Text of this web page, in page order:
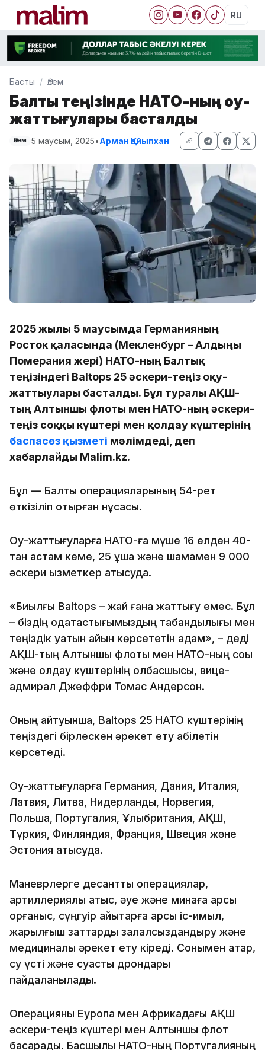
RU
Басты Әлем
Балтық теңізінде НАТО-ның оқу-
жаттығулары басталды
Әлем 5 маусым, 2025•Арман Қайыпхан
2025 жылғы 5 маусымда Германияның
Росток қаласында (Мекленбург – Алдыңғы
Померания жері) НАТО-ның Балтық
теңізіндегі Baltops 25 әскери-теңіз оқу-
жаттығулары басталды. Бұл туралы АҚШ-
тың Алтыншы флоты мен НАТО-ның әскери-
теңіз соққы күштері мен қолдау күштерінің
баспасөз қызметі мәлімдеді, деп
хабарлайды Malim.kz.
Бұл — Балтық операцияларының 54-рет
өткізіліп отырған нұсқасы.
Оқу-жаттығуларға НАТО-ға мүше 16 елден 40-
тан астам кеме, 25 ұшақ және шамамен 9 000
әскери қызметкер қатысуда.
«Биылғы Baltops – жай ғана жаттығу емес. Бұл
– біздің одақтастығымыздың табандылығы мен
теңіздік қуатын айқын көрсететін қадам», – деді
АҚШ-тың Алтыншы флоты мен НАТО-ның соққы
және қолдау күштерінің қолбасшысы, вице-
адмирал Джеффри Томас Андерсон.
Оның айтуынша, Baltops 25 НАТО күштерінің
теңіздегі бірлескен әрекет ету қабілетін
көрсетеді.
Оқу-жаттығуларға Германия, Дания, Италия,
Латвия, Литва, Нидерланды, Норвегия,
Польша, Португалия, Ұлыбритания, АҚШ,
Түркия, Финляндия, Франция, Швеция және
Эстония қатысуда.
Маневрлерге десанттық операциялар,
артиллериялық атыс, әуе және минаға қарсы
қорғаныс, сүңгуір қайықтарға қарсы іс-қимыл,
жарылғыш заттарды залалсыздандыру және
медициналық әрекет ету кіреді. Сонымен қатар,
су үсті және суасты дрондары
пайдаланылады.
Операцияны Еуропа мен Африкадағы АҚШ
әскери-теңіз күштері мен Алтыншы флот
басқарады. Басшылық НАТО-ның Португалияның